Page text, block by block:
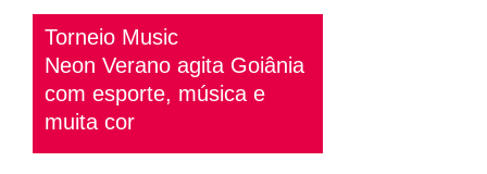
Torneio Music
Neon Verano agita Goiânia
com esporte, música e
muita cor